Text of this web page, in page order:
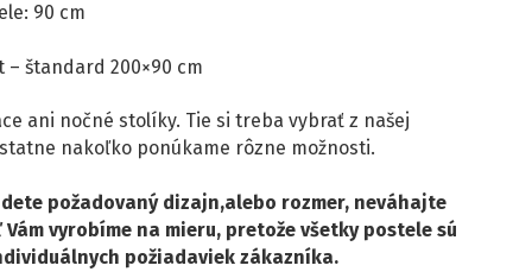
90 cm
– štandard 200×90 cm
ani nočné stolíky. Tie si treba vybrať z našej
nakoľko ponúkame rôzne možnosti.
požadovaný dizajn,alebo rozmer, neváhajte
vyrobíme na mieru, pretože všetky postele sú
požiadaviek zákazníka.